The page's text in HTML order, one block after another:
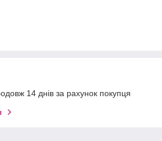
14 днів за рахунок покупця